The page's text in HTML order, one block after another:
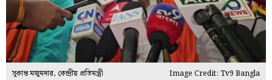
সুকান্ত মজুমদার, কেন্দ্রীয় প্রতিমন্ত্রী Image Credit: Tv9 Bangla